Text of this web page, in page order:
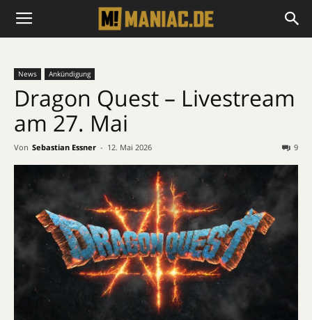
News Ankündigung
Dragon Quest – Livestream
am 27. Mai
Von Sebastian Essner - 12. Mai 2026 9